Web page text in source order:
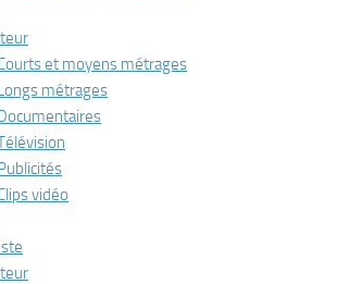
et moyens métrages
métrages
vidéo